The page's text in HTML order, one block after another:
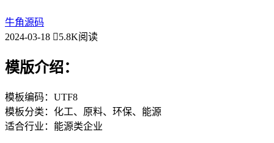
牛角源码
2024-03-18
5.8K阅读
模版介绍：
模板编码：UTF8
模板分类：化工、原料、环保、能源
适合行业：能源类企业